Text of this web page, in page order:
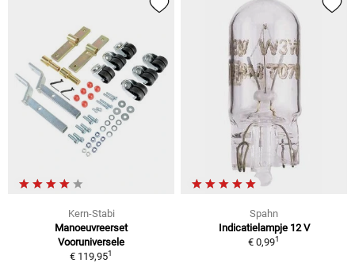
Kern-Stabi
Manoeuvreerset
Vooruniversele
€ 119,951
Spahn
Indicatielampje 12 V
€ 0,991